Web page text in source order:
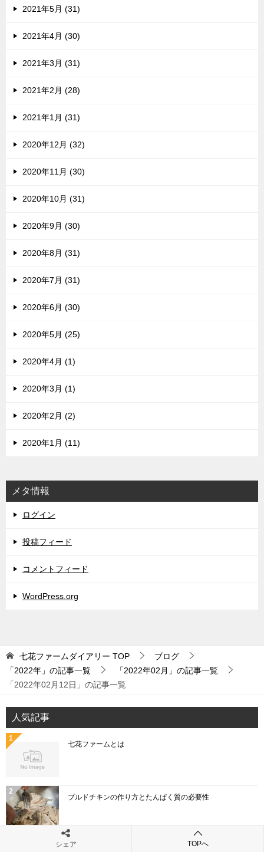
2021年5月 (31)
2021年4月 (30)
2021年3月 (31)
2021年2月 (28)
2021年1月 (31)
2020年12月 (32)
2020年11月 (30)
2020年10月 (31)
2020年9月 (30)
2020年8月 (31)
2020年7月 (31)
2020年6月 (30)
2020年5月 (25)
2020年4月 (1)
2020年3月 (1)
2020年2月 (2)
2020年1月 (11)
メタ情報
ログイン
投稿フィード
コメントフィード
WordPress.org
七花ファームダイアリー TOP
ブログ
「2022年」の記事一覧
「2022年02月」の記事一覧
「2022年02月12日」の記事一覧
人気記事
七花ファームとは
プルドチキンの作り方とたんぱく質の必要性
シェア TOPへ